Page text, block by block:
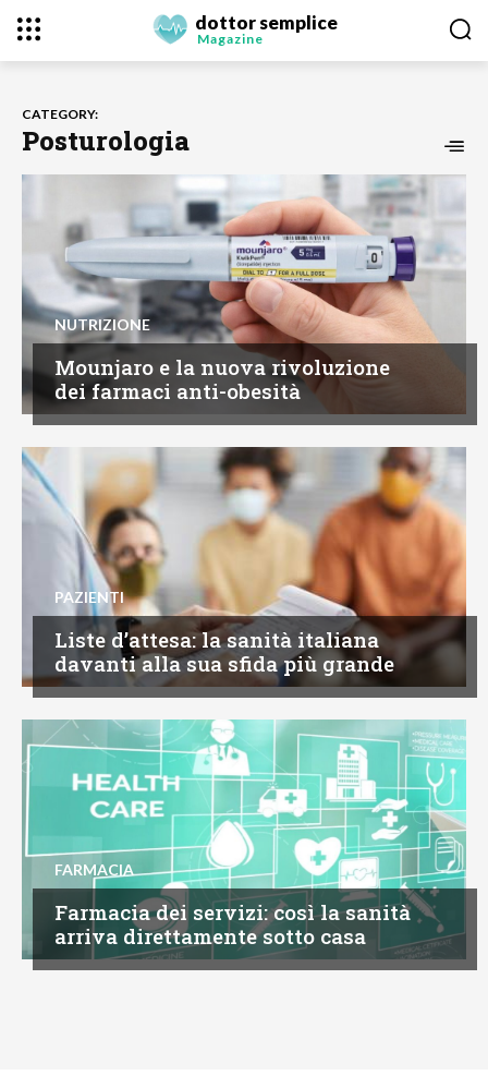
dottor semplice
Magazine
CATEGORY:
Posturologia
NUTRIZIONE
Mounjaro e la nuova rivoluzione
dei farmaci anti-obesità
PAZIENTI
Liste d’attesa: la sanità italiana
davanti alla sua sfida più grande
FARMACIA
Farmacia dei servizi: così la sanità
arriva direttamente sotto casa